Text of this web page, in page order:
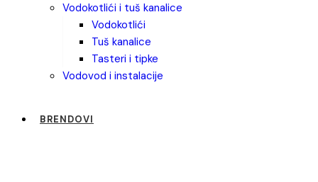
vodokotlići i tuš kanalice
vodokotlići
tuš kanalice
tasteri i tipke
vodovod i instalacije
BRENDOVI